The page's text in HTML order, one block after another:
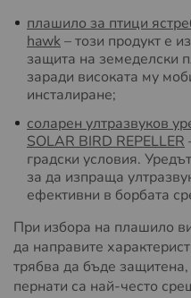
плашило за птици
hawk– този продукт е
защита на земеделски
заради високата му
инсталиране;
соларен ултразвуков
SOLAR BIRD REPELLER
градски условия.
за да изпраща
ефективни в борбата
При избора на плашило
да направите
трябва да бъде
пернати са най-често